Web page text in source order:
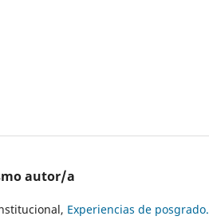
autor/a
Experiencias de